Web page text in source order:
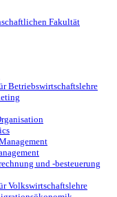
Betriebswirtschaftslehre
und -besteuerung
Volkswirtschaftslehre